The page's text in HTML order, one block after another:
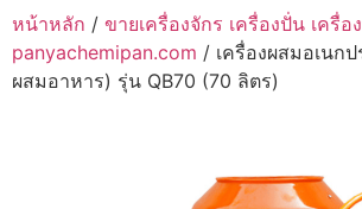
หน้าหลัก / ขายเครื่องจักร เครื่องปั่น เครื่อ
panyachemipan.com / เครื่องผสมอเนก
ผสมอาหาร) รุ่น QB70 (70 ลิตร)